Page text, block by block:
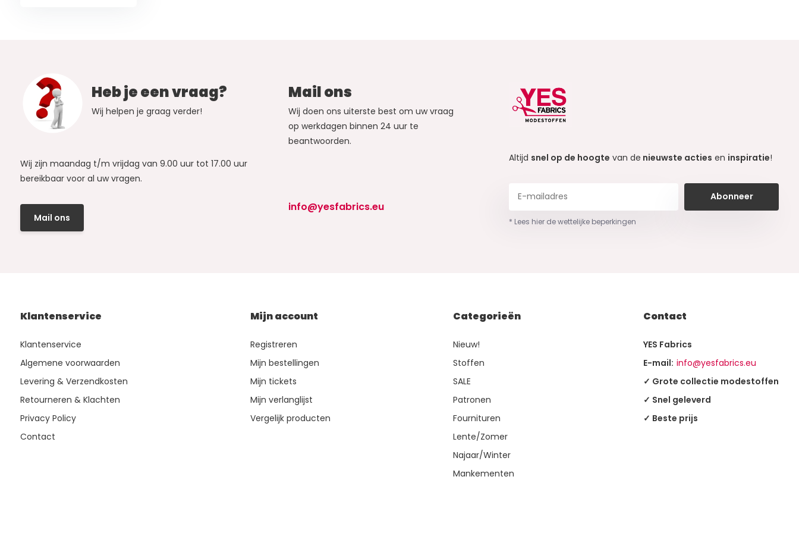
Heb je een vraag?
Wij helpen je graag verder!
Wij zijn maandag t/m vrijdag van 9.00 uur tot 17.00 uur
bereikbaar voor al uw vragen.
Mail ons
Mail ons
Wij doen ons uiterste best om uw vraag
op werkdagen binnen 24 uur te
beantwoorden.
info@yesfabrics.eu
Altijd snel op de hoogte van de nieuwste acties en inspiratie!
Abonneer
* Lees hier de wettelijke beperkingen
Klantenservice
Klantenservice
Algemene voorwaarden
Levering & Verzendkosten
Retourneren & Klachten
Privacy Policy
Contact
Mijn account
Registreren
Mijn bestellingen
Mijn tickets
Mijn verlanglijst
Vergelijk producten
Categorieën
Nieuw!
Stoffen
SALE
Patronen
Fournituren
Lente/Zomer
Najaar/Winter
Mankementen
Contact
YES Fabrics
E-mail: info@yesfabrics.eu
✓ Grote collectie modestoffen
✓ Snel geleverd
✓ Beste prijs